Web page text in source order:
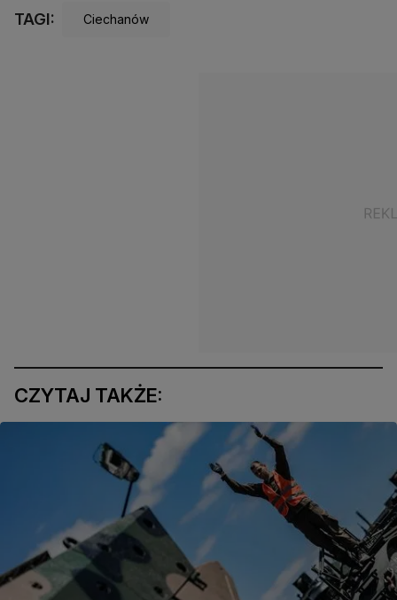
TAGI: Ciechanów
CZYTAJ TAKŻE: